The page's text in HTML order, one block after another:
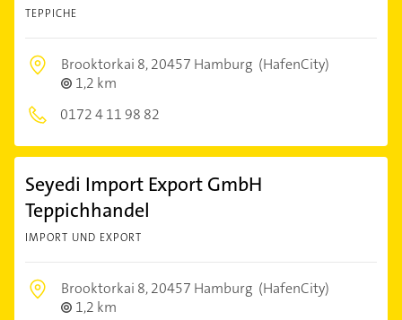
TEPPICHE
Brooktorkai 8,20457 Hamburg (HafenCity)
1,2 km
0172 4 11 98 82
Seyedi Import Export GmbH
Teppichhandel
IMPORT UND EXPORT
Brooktorkai 8,20457 Hamburg (HafenCity)
1,2 km